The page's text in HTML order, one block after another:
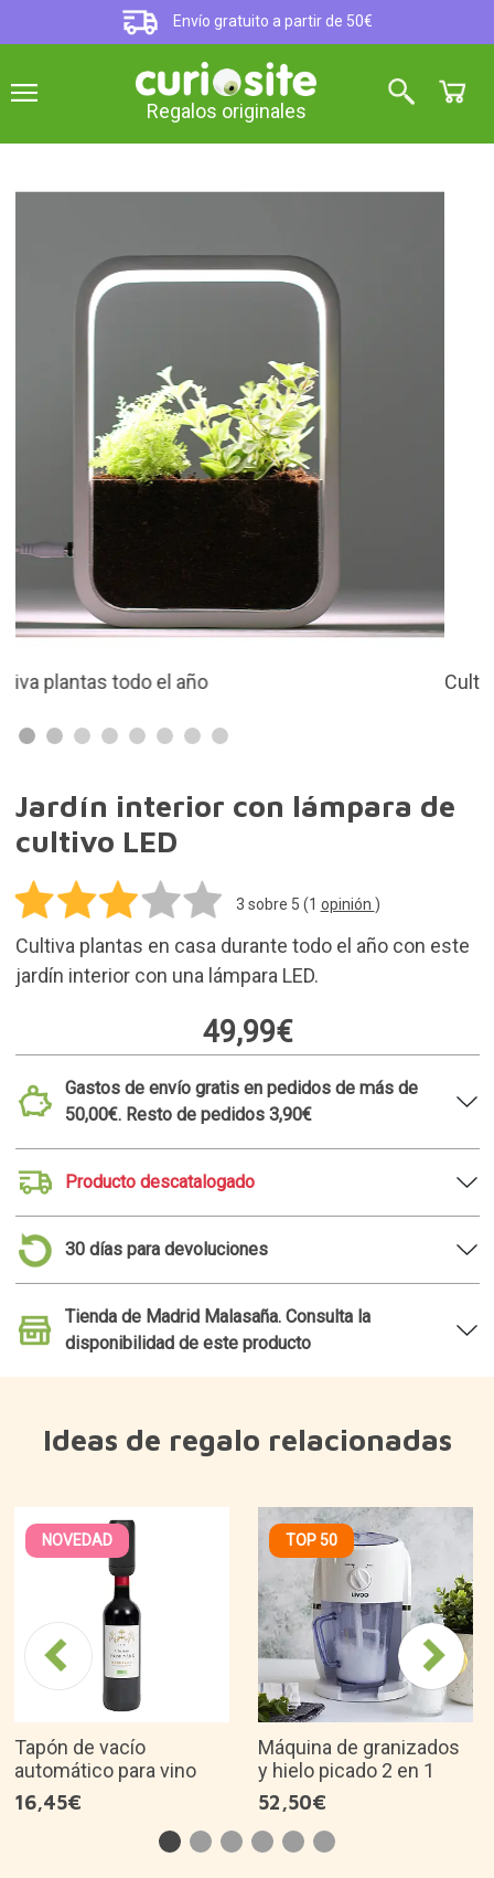
Envío gratuito a partir de 50€
Regalos originales
Cultivo hidropónico...
Jardín interior con lámpara de
cultivo LED
3 sobre 5 (1 opinión )
Cultiva plantas en casa durante todo el año con este
jardín interior con una lámpara LED.
49,99€
Gastos de envío gratis en pedidos de más de
50,00€. Resto de pedidos 3,90€
Producto descatalogado
30 días para devoluciones
Tienda de Madrid Malasaña. Consulta la
disponibilidad de este producto
Ideas de regalo relacionadas
NOVEDAD
Tapón de vacío
automático para vino
16,45€
TOP 50
Máquina de granizados
y hielo picado 2 en 1
52,50€